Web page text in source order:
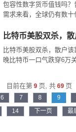
通过。下次看到钱包里的
包容性数字货币值钱吗
需求来看，全球仍有数
从投资价值角度看，包容
视的是，包容性数字货
比特币美股双杀，散户
晚比特币一口气跌穿6万
鲸地址的持仓量没怎么动
存量反而在下降。数字货
目前在第 9 页, 共 69 页
6 7 8 9
14 下一页 最